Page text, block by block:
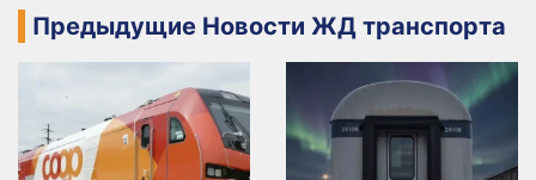
Предыдущие Новости ЖД транспорта